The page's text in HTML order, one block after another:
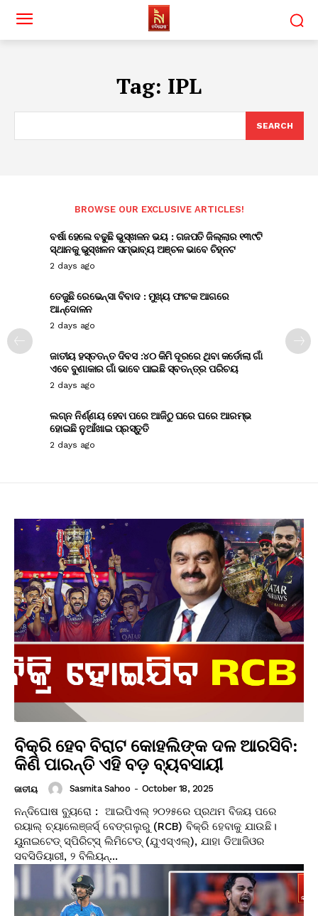
Tag: IPL
SEARCH
BROWSE OUR EXCLUSIVE ARTICLES!
ବର୍ଷା ହେଲେ ବଢୁଛି ଭୁସ୍ଖଳନ ଭୟ : ଗଜପତି ଜିଲ୍ଲାର ୧୩୯ଟି
ସ୍ଥାନକୁ ଭୁସ୍ଖଳନ ସମ୍ଭାବ୍ୟ ଅଞ୍ଚଳ ଭାବେ ଚିହ୍ନଟ
2 days ago
ତେଜୁଛି ରେଭେନ୍ସା ବିବାଦ : ମୁଖ୍ୟ ଫାଟକ ଆଗରେ
ଆନ୍ଦୋଳନ
2 days ago
ଜାତୀୟ ହସ୍ତତନ୍ତ ଦିବସ :୪୦ କିମି ଦୂରରେ ଥିବା କର୍ଡୋଲା ଗାଁ
ଏବେ ବୁଣାକାର ଗାଁ ଭାବେ ପାଇଛି ସ୍ବତନ୍ତ୍ର ପରିଚୟ
2 days ago
ଲଗ୍ନ ନିର୍ଣ୍ଣୟ ହେବା ପରେ ଆଜିଠୁ ଘରେ ଘରେ ଆରମ୍ଭ
ହୋଇଛି ନୁଆଁଖାଇ ପ୍ରସ୍ତୁତି
2 days ago
ବିକ୍ରି ହେବ ବିରାଟ କୋହଲିଙ୍କ ଦଳ ଆରସିବି:
କିଣି ପାରନ୍ତି ଏହି ବଡ଼ ବ୍ୟବସାୟୀ
ଜାତୀୟ Sasmita Sahoo - October 18, 2025
ନନ୍ଦିଘୋଷ ବ୍ୟୁରୋ : ଆଇପିଏଲ୍ ୨୦୨୫ରେ ପ୍ରଥମ ବିଜୟ ପରେ
ରୟାଲ୍ ଚ୍ୟାଲେଞ୍ଜର୍ସ୍ ବେଙ୍ଗଲୁରୁ (RCB) ବିକ୍ରି ହେବାକୁ ଯାଉଛି।
ୟୁନାଇଟେଡ୍ ସ୍ପିରିଟ୍ସ୍ ଲିମିଟେଡ୍ (ଯୁଏସ୍ଏଲ୍), ଯାହା ଡିଆଜିଓର
ସବସିଡିୟାରୀ, ୨ ବିଲିୟନ୍...